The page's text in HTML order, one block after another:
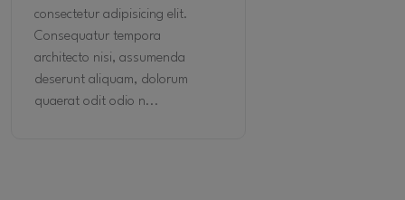
consectetur adipisicing elit.
Consequatur tempora
architecto nisi, assumenda
deserunt aliquam, dolorum
quaerat odit odio n...